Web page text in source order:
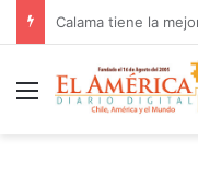
Menú